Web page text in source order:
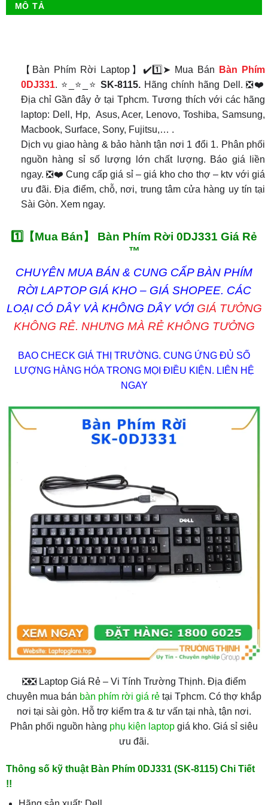
MÔ TẢ
【Bàn Phím Rời Laptop】✔️1️⃣➤ Mua Bán
Bàn Phím
0DJ331. ⭐_⭐_⭐ SK-8115. Hãng chính hãng Dell. ❎❤️
Địa chỉ Gần đây ở tại Tphcm. Tương thích với các hãng
laptop: Dell, Hp, Asus, Acer, Lenovo, Toshiba, Samsung,
Macbook, Surface, Sony, Fujitsu,… .
Dịch vụ giao hàng & bảo hành tận nơi 1 đổi 1. Phân phối
nguồn hàng sỉ số lượng lớn chất lượng. Báo giá liền
ngay. ❎❤️ Cung cấp giá sỉ – giá kho cho thợ – ktv với giá
ưu đãi. Địa điểm, chỗ, nơi, trung tâm cửa hàng uy tín tại
Sài Gòn. Xem ngay.
1️⃣【Mua Bán】 Bàn Phím Rời 0DJ331 Giá Rẻ
™
CHUYÊN MUA BÁN & CUNG CẤP BÀN PHÍM
RỜI LAPTOP GIÁ KHO – GIÁ SHOPEE. CÁC
LOẠI CÓ DÂY VÀ KHÔNG DÂY VỚI GIÁ TƯỞNG
KHÔNG RẺ. NHƯNG MÀ RẺ KHÔNG TƯỞNG
BAO CHECK GIÁ THỊ TRƯỜNG. CUNG ỨNG ĐỦ SỐ
LƯỢNG HÀNG HÓA TRONG MỌI ĐIỀU KIỆN. LIÊN HỆ
NGAY
❎❎ Laptop Giá Rẻ – Vi Tính Trường Thịnh. Địa điểm
chuyên mua bán bàn phím rời giá rẻ tại Tphcm. Có thợ khắp
nơi tại sài gòn. Hỗ trợ kiểm tra & tư vấn tại nhà, tận nơi.
Phân phối nguồn hàng phụ kiện laptop giá kho. Giá sỉ siêu
ưu đãi.
Thông số kỹ thuật Bàn Phím 0DJ331 (SK-8115) Chi Tiết
!!